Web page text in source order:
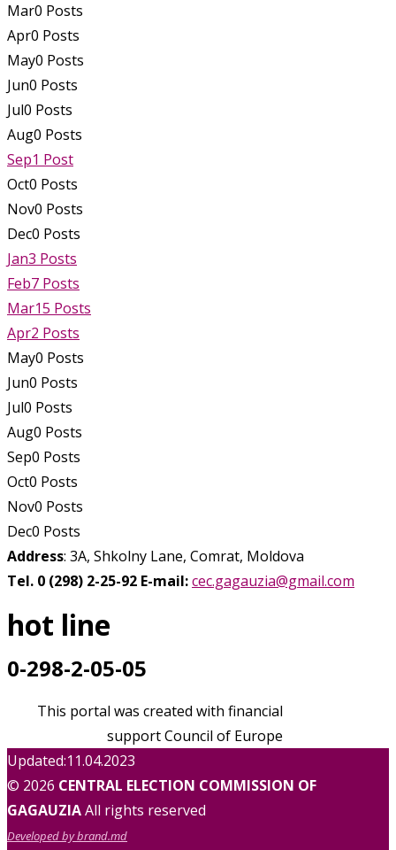
Mar0 Posts
Apr0 Posts
May0 Posts
Jun0 Posts
Jul0 Posts
Aug0 Posts
Sep1 Post
Oct0 Posts
Nov0 Posts
Dec0 Posts
Jan3 Posts
Feb7 Posts
Mar15 Posts
Apr2 Posts
May0 Posts
Jun0 Posts
Jul0 Posts
Aug0 Posts
Sep0 Posts
Oct0 Posts
Nov0 Posts
Dec0 Posts
Address: 3A, Shkolny Lane, Comrat, Moldova
Tel. 0 (298) 2-25-92 E-mail:cec.gagauzia@gmail.com
hot line
0-298-2-05-05
This portal was created with financial
support Council of Europe
Updated:11.04.2023
© 2026 CENTRAL ELECTION COMMISSION OF
GAGAUZIAAll rights reserved
Developed by brand.md